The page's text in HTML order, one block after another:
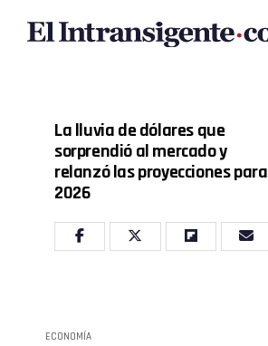
La lluvia de dólares que
sorprendió al mercado y
relanzó las proyecciones para
2026
ECONOMÍA